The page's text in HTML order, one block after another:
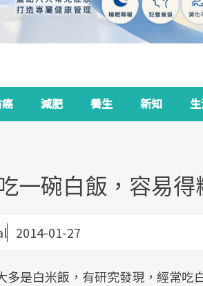
減肥 養生 新知
一碗白飯，容易得
2014-01-27
多是白米飯，有研究發現，經常吃